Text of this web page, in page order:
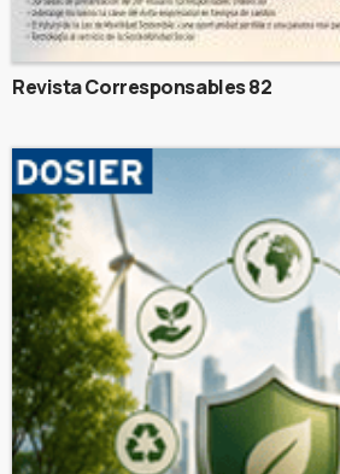
Revista Corresponsables 82